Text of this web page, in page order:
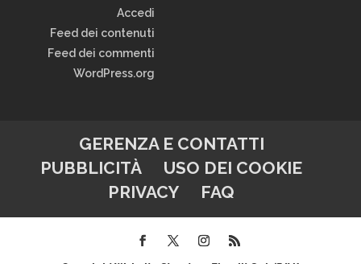
Accedi
Feed dei contenuti
Feed dei commenti
WordPress.org
GERENZA E CONTATTI
PUBBLICITÀ
USO DEI COOKIE
PRIVACY
FAQ